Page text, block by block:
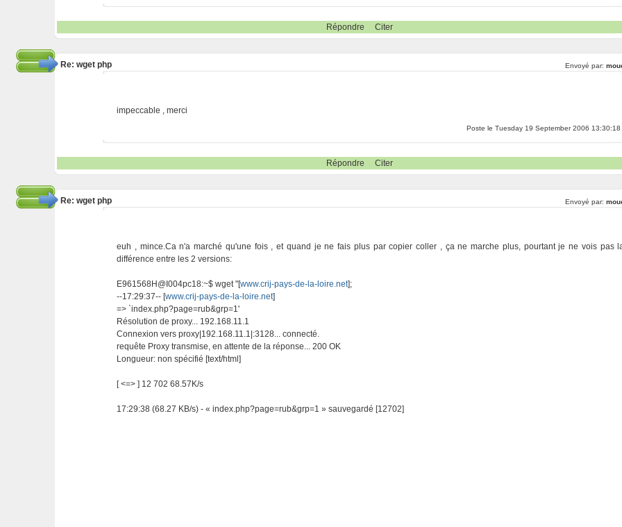
Répondre Citer
Re: wget php Envoyé par:
impeccable , merci
Poste le Tuesday 19 September 2006 13:30:18
Répondre Citer
Re: wget php Envoyé par:
euh , mince.Ca n'a marché qu'une fois , et quand je ne fais plus par copier coller , ça ne marche plus, pourtant je ne vois pas
différence entre les 2 versions:
E961568H@I004pc18:~$ wget "[www.crij-pays-de-la-loire.net];
--17:29:37-- [www.crij-pays-de-la-loire.net]
=> `index.php?page=rub&grp=1'
Résolution de proxy... 192.168.11.1
Connexion vers proxy|192.168.11.1|:3128... connecté.
requête Proxy transmise, en attente de la réponse... 200 OK
Longueur: non spécifié [text/html]
[ <=> ] 12 702 68.57K/s
17:29:38 (68.27 KB/s) - « index.php?page=rub&grp=1 » sauvegardé [12702]